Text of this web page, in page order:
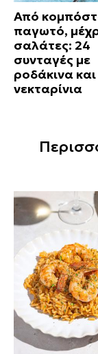
Από
παγωτό,
σαλάτες: 24
συνταγές με
ροδάκινα και
νεκταρίνια